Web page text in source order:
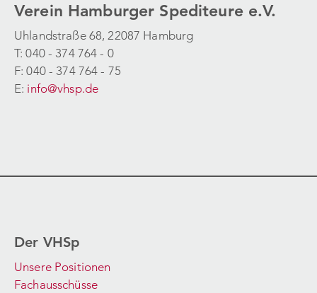
Verein Hamburger Spediteure e.V.
Uhlandstraße 68, 22087 Hamburg
T: 040 - 374 764 - 0
F: 040 - 374 764 - 75
E: info@vhsp.de
Der VHSp
Unsere Positionen
Fachausschüsse